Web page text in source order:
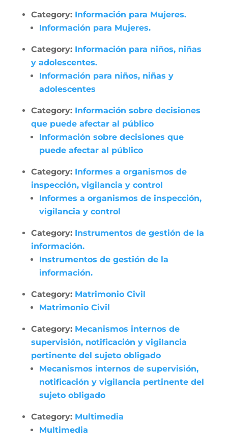
Category: Información para Mujeres.
Información para Mujeres.
Category: Información para niños, niñas
y adolescentes.
Información para niños, niñas y
adolescentes
Category: Información sobre decisiones
que puede afectar al público
Información sobre decisiones que
puede afectar al público
Category: Informes a organismos de
inspección, vigilancia y control
Informes a organismos de inspección,
vigilancia y control
Category: Instrumentos de gestión de la
información.
Instrumentos de gestión de la
información.
Category: Matrimonio Civil
Matrimonio Civil
Category: Mecanismos internos de
supervisión, notificación y vigilancia
pertinente del sujeto obligado
Mecanismos internos de supervisión,
notificación y vigilancia pertinente del
sujeto obligado
Category: Multimedia
Multimedia